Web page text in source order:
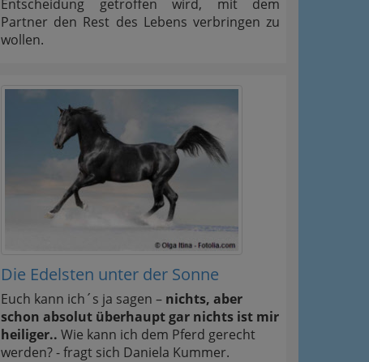
Entscheidung getroffen wird, mit dem
Partner den Rest des Lebens verbringen zu
wollen.
Die Edelsten unter der Sonne
Euch kann ich´s ja sagen – nichts, aber
schon absolut überhaupt gar nichts ist mir
heiliger.. Wie kann ich dem Pferd gerecht
werden? - fragt sich Daniela Kummer.